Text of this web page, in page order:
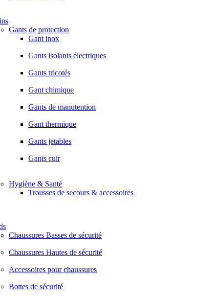
Gants de protection
Gant inox
Gants isolants électriques
Gants tricotés
Gant chimique
Gants de manutention
Gant thermique
Gants jetables
Gants cuir
Hygiène & Santé
Trousses de secours & accessoires
Chaussures Basses de sécurité
Chaussures Hautes de sécurité
Accessoires pour chaussures
Bottes de sécurité